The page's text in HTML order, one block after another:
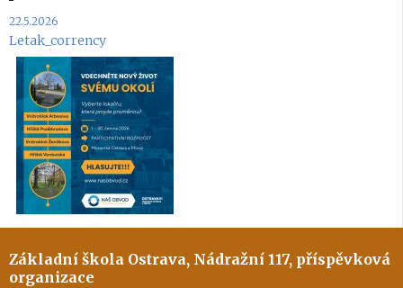
22.5.2026
Letak_corrency
Základní škola Ostrava, Nádražní 117, příspěvková
organizace